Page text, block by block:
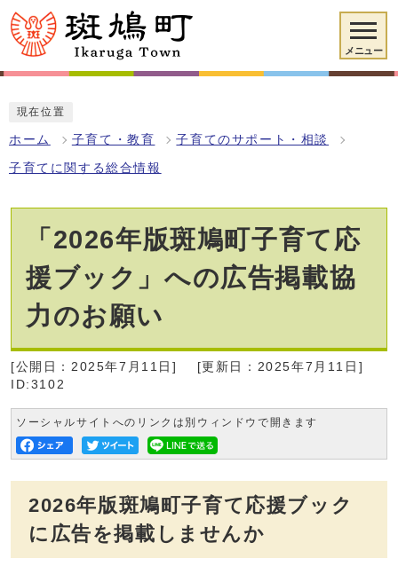
メニュー
現在位置
ホーム 子育て・教育 子育てのサポート・相談
子育てに関する総合情報
「2026年版斑鳩町子育て応
援ブック」への広告掲載協
力のお願い
[公開日：2025年7月11日]
[更新日：2025年7月11日]
ID:3102
ソーシャルサイトへのリンクは別ウィンドウで開きます
2026年版斑鳩町子育て応援ブック
に広告を掲載しませんか